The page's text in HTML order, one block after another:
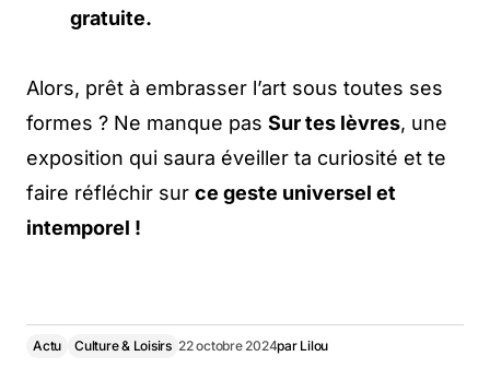
gratuite.
Alors, prêt à embrasser l’art sous toutes ses
formes ? Ne manque pas Sur tes lèvres, une
exposition qui saura éveiller ta curiosité et te
faire réfléchir sur ce geste universel et
intemporel !
Actu Culture & Loisirs 22 octobre 2024par Lilou